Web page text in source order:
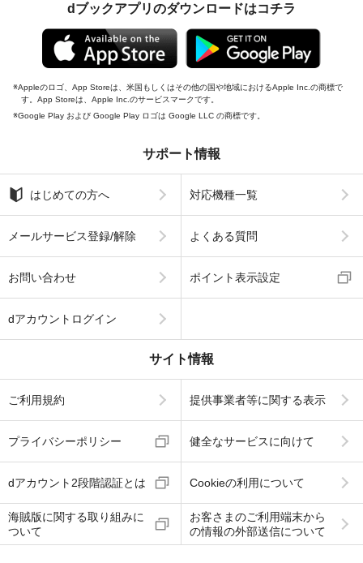
dブックアプリのダウンロードはコチラ
Appleのロゴ、App Storeは、米国もしくはその他の国や地域におけるApple Inc.の商標で
す。App Storeは、Apple Inc.のサービスマークです。
Google Play および Google Play ロゴは Google LLC の商標です。
サポート情報
はじめての方へ 対応機種一覧
メールサービス登録/解除 よくある質問
お問い合わせ ポイント表示設定
dアカウントログイン
サイト情報
ご利用規約 提供事業者等に関する表示
プライバシーポリシー 健全なサービスに向けて
dアカウント2段階認証とは Cookieの利用について
海賊版に関する取り組みに
ついて
お客さまのご利用端末から
の情報の外部送信について